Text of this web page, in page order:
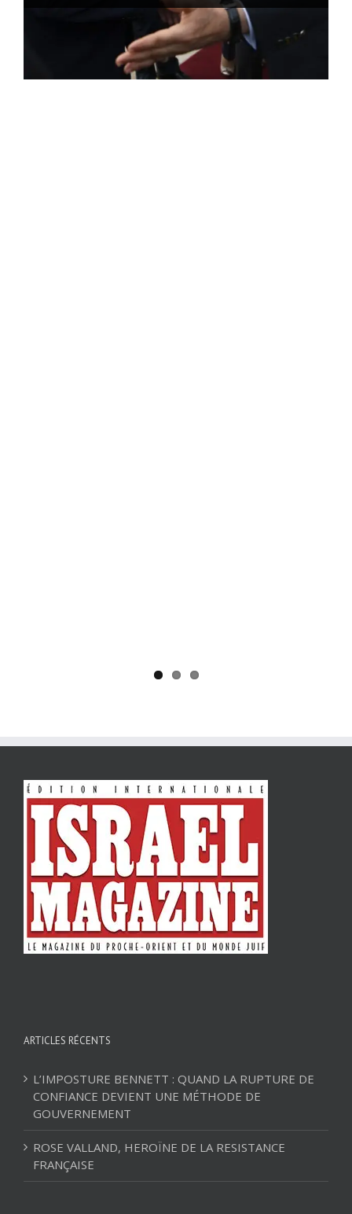
ROSE VALLAND, HEROÏNE DE LA RESISTANCE
ARTICLES RÉCENTS
L’IMPOSTURE BENNETT : QUAND LA RUPTURE DE
CONFIANCE DEVIENT UNE MÉTHODE DE
GOUVERNEMENT
ROSE VALLAND, HEROÏNE DE LA RESISTANCE
FRANÇAISE